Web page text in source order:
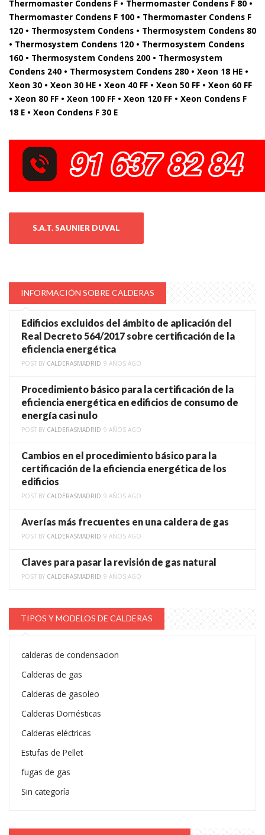
Thermomaster Condens F • Thermomaster Condens F 80 •
Thermomaster Condens F 100 • Thermomaster Condens F
120 • Thermosystem Condens • Thermosystem Condens 80
• Thermosystem Condens 120 • Thermosystem Condens
160 • Thermosystem Condens 200 • Thermosystem
Condens 240 • Thermosystem Condens 280 • Xeon 18 HE •
Xeon 30 • Xeon 30 HE • Xeon 40 FF • Xeon 50 FF • Xeon 60 FF
• Xeon 80 FF • Xeon 100 FF • Xeon 120 FF • Xeon Condens F
18 E • Xeon Condens F 30 E
S.A.T. SAUNIER DUVAL
INFORMACIÓN SOBRE CALDERAS
Edificios excluidos del ámbito de aplicación del
Real Decreto 564/2017 sobre certificación de la
eficiencia energética
POST BY CALDERASMADRID 9 AÑOS AGO
Procedimiento básico para la certificación de la
eficiencia energética en edificios de consumo de
energía casi nulo
POST BY CALDERASMADRID 9 AÑOS AGO
Cambios en el procedimiento básico para la
certificación de la eficiencia energética de los
edificios
POST BY CALDERASMADRID 9 AÑOS AGO
Averías más frecuentes en una caldera de gas
POST BY CALDERASMADRID 9 AÑOS AGO
Claves para pasar la revisión de gas natural
POST BY CALDERASMADRID 9 AÑOS AGO
TIPOS Y MODELOS DE CALDERAS
calderas de condensacion
Calderas de gas
Calderas de gasoleo
Calderas Domésticas
Calderas eléctricas
Estufas de Pellet
fugas de gas
Sin categoría